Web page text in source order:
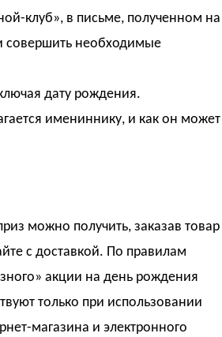
клуб», в письме, полученном на
совершить необходимые
дату рождения.
имениннику, и как он может
можно получить, заказав товар
с доставкой. По правилам
акции на день рождения
только при использовании
магазина и электронного